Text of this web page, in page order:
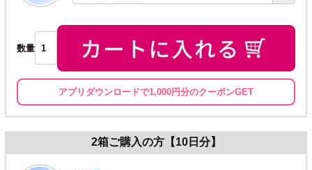
数量
アプリダウンロードで1,000円分のクーポンGET
2箱ご購入の方【10日分】